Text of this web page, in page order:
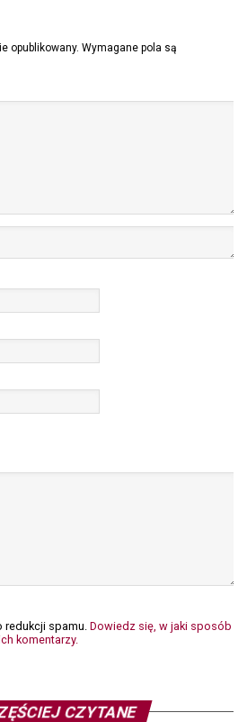
opublikowany. Wymagane pola są
redukcji spamu. Dowiedz się, w jaki sposób
komentarzy.
CZYTANE